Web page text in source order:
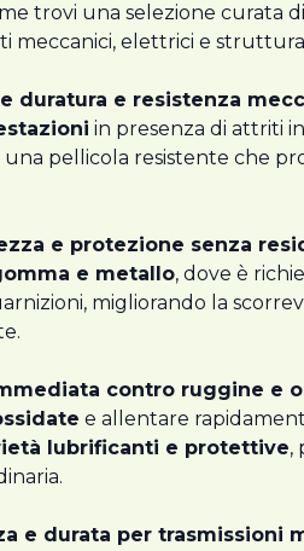
trovi una selezione curata
meccanici, elettrici e
duratura e resistenza
in presenza di attriti
pellicola resistente che
e protezione senza
e metallo, dove è
migliorando la
contro ruggine e
e allentare
lubrificanti e protettive,
e durata per trasmissioni